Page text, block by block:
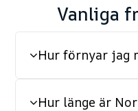
Vanliga
Hur förnyar jag
Hur länge är